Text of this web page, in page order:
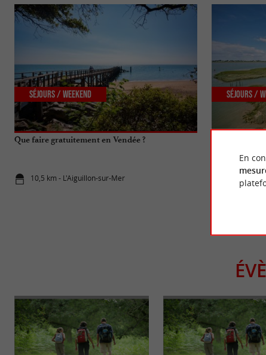
Que faire gratuitement en Vendée ?
10,5 km - L'Aiguillon-sur-Mer
Séjours / Weekend
11,3 km -
Séjours /
En